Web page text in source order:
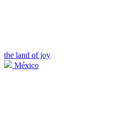
the land of joy
México